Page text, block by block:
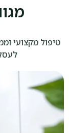
טיפול מקצועי